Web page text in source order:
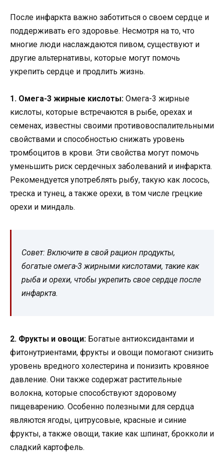
После инфаркта важно заботиться о своем сердце и
поддерживать его здоровье. Несмотря на то, что
многие люди наслаждаются пивом, существуют и
другие альтернативы, которые могут помочь
укрепить сердце и продлить жизнь.
1. Омега-3 жирные кислоты: Омега-3 жирные
кислоты, которые встречаются в рыбе, орехах и
семенах, известны своими противовоспалительными
свойствами и способностью снижать уровень
тромбоцитов в крови. Эти свойства могут помочь
уменьшить риск сердечных заболеваний и инфаркта.
Рекомендуется употреблять рыбу, такую как лосось,
треска и тунец, а также орехи, в том числе грецкие
орехи и миндаль.
Совет: Включите в свой рацион продукты,
богатые омега-3 жирными кислотами, такие как
рыба и орехи, чтобы укрепить свое сердце после
инфаркта.
2. Фрукты и овощи: Богатые антиоксидантами и
фитонутриентами, фрукты и овощи помогают снизить
уровень вредного холестерина и понизить кровяное
давление. Они также содержат растительные
волокна, которые способствуют здоровому
пищеварению. Особенно полезными для сердца
являются ягоды, цитрусовые, красные и синие
фрукты, а также овощи, такие как шпинат, брокколи и
сладкий картофель.